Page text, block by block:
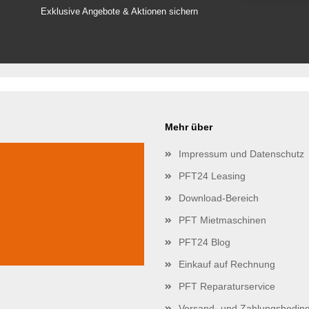
Exklusive Angebote & Aktionen sichern
Mehr über
Impressum und Datenschutz
PFT24 Leasing
Download-Bereich
PFT Mietmaschinen
PFT24 Blog
Einkauf auf Rechnung
PFT Reparaturservice